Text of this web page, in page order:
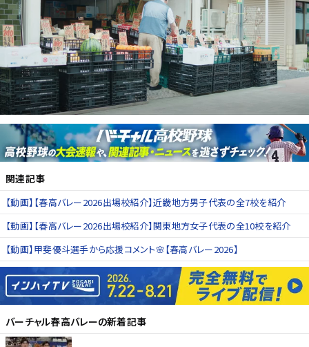
関連記事
【動画】【春高バレー2026出場校紹介】近畿地方男子代表の全7校を紹介
【動画】【春高バレー2026出場校紹介】関東地方女子代表の全10校を紹介
【動画】甲斐優斗選手から応援コメント🌸【春高バレー2026】
バーチャル春高バレーの新着記事